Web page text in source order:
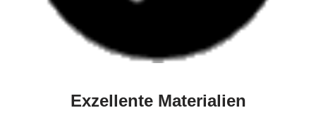
Exzellente Materialien